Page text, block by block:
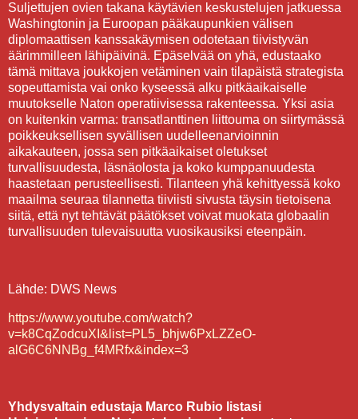
Suljettujen ovien takana käytävien keskustelujen jatkuessa
Washingtonin ja Euroopan pääkaupunkien välisen
diplomaattisen kanssakäymisen odotetaan tiivistyvän
äärimmilleen lähipäivinä. Epäselvää on yhä, edustaako
tämä mittava joukkojen vetäminen vain tilapäistä strategista
sopeuttamista vai onko kyseessä alku pitkäaikaiselle
muutokselle Naton operatiivisessa rakenteessa. Yksi asia
on kuitenkin varma: transatlanttinen liittouma on siirtymässä
poikkeuksellisen syvällisen uudelleenarvioinnin
aikakauteen, jossa sen pitkäaikaiset oletukset
turvallisuudesta, läsnäolosta ja koko kumppanuudesta
haastetaan perusteellisesti. Tilanteen yhä kehittyessä koko
maailma seuraa tilannetta tiiviisti sivusta täysin tietoisena
siitä, että nyt tehtävät päätökset voivat muokata globaalin
turvallisuuden tulevaisuutta vuosikausiksi eteenpäin.
Lähde: DWS News
https://www.youtube.com/watch?
v=k8CqZodcuXI&list=PL5_bhjw6PxLZZeO-
alG6C6NNBg_f4MRfx&index=3
Yhdysvaltain edustaja Marco Rubio listasi